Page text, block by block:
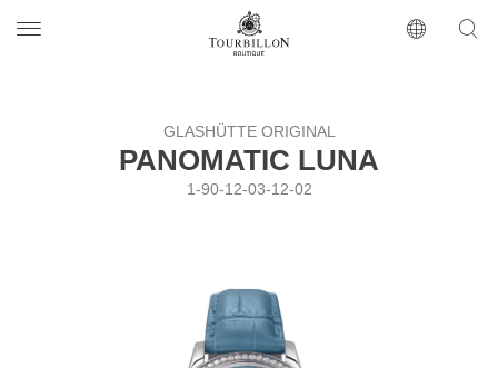
https://www.tourbillon.com/ru
GLASHÜTTE ORIGINAL
PANOMATIC LUNA
1-90-12-03-12-02